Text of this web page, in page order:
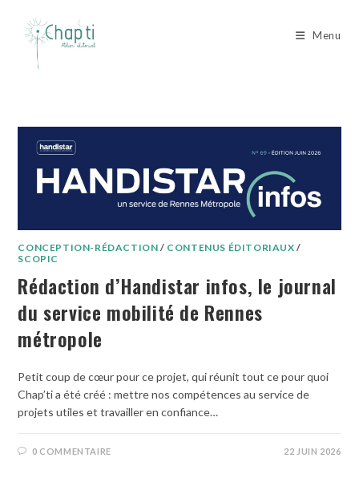
content
Menu
CONCEPTION-RÉDACTION / CONTENUS ÉDITORIAUX /
SCOPIC
Rédaction d’Handistar infos, le journal
du service mobilité de Rennes
métropole
Petit coup de cœur pour ce projet, qui réunit tout ce pour quoi
Chap’ti a été créé : mettre nos compétences au service de
projets utiles et travailler en confiance…
0 COMMENTAIRE 22 JUIN 2026